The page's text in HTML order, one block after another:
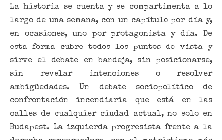
La historia se cuenta y se compartimenta a lo
largo de una semana, con un capítulo por día y,
en ocasiones, uno por protagonista y día. De
esta forma cubre todos los puntos de vista y
sirve el debate en bandeja, sin posicionarse,
sin revelar intenciones o resolver
ambigüedades. Un debate sociopolítico de
confrontación incendiaria que está en las
calles de cualquier ciudad actual, no solo en
Budapest. La izquierda progresista frente a la